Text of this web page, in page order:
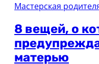
Мастерская
8 вещей, о
матерью